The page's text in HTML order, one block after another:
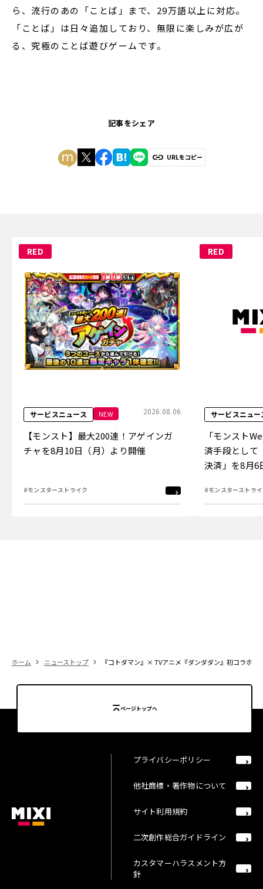
ら、流行のあの「ことば」まで、29万語以上に対応。
「ことば」は日々追加しており、無限に楽しみが広が
る、究極のことば遊びゲームです。
記事をシェア
URLをコピー
RED
サービスニュース NEW 2026.08.06
【モンスト】最大200連！アゲインガ
チャを8月10日（月）より開催
#モンスターストライク
RED
サービスニュー
「モンスト
済手段として
決済」を8月6
#モンスターストラ
ホーム ニューストップ 『コトダマン』× TVアニメ『ダンダダン』初コラボを
ページトップへ
プライバシーポリシー
他社商標・著作物について
サイト利用規約
二次創作総合ガイドライン
カスタマーハラスメント方
針